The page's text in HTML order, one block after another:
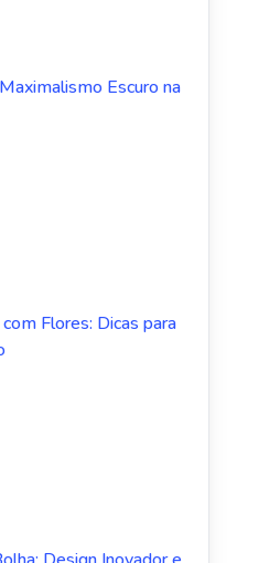
Escuro na
Flores: Dicas para